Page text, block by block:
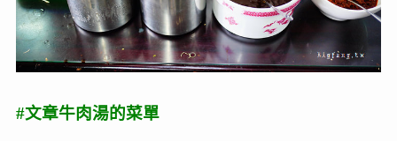
#文章牛肉湯的菜單